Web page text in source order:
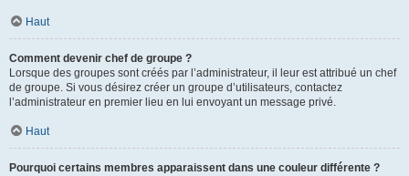
Haut
Comment devenir chef de groupe ?
Lorsque des groupes sont créés par l’administrateur, il leur est attribué un chef
de groupe. Si vous désirez créer un groupe d’utilisateurs, contactez
l’administrateur en premier lieu en lui envoyant un message privé.
Haut
Pourquoi certains membres apparaissent dans une couleur différente ?